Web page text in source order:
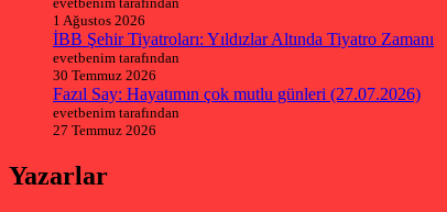
1 Ağustos 2026
İBB Şehir Tiyatroları: Yıldızlar Altında Tiyatro Zamanı
evetbenim tarafından
30 Temmuz 2026
Fazıl Say: Hayatımın çok mutlu günleri (27.07.2026)
evetbenim tarafından
27 Temmuz 2026
Yazarlar